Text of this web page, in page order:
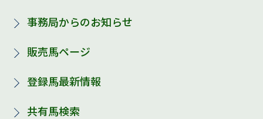
事務局からのお知らせ
販売馬ページ
登録馬最新情報
共有馬検索